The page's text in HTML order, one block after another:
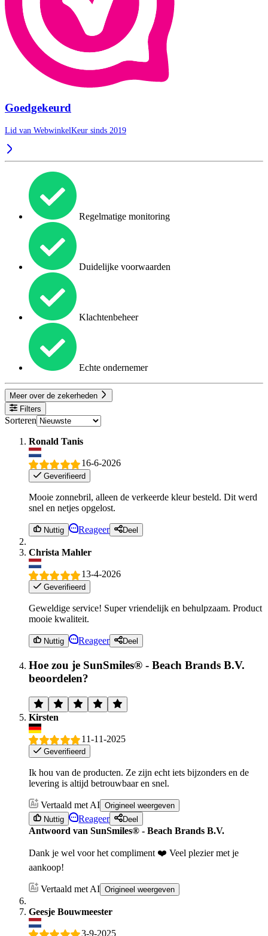
Goedgekeurd
Lid van WebwinkelKeur sinds 2019
Regelmatige monitoring
Duidelijke voorwaarden
Klachtenbeheer
Echte ondernemer
Meer over de zekerheden
Filters
Sorteren
Ronald Tanis
16-6-2026
Geverifieerd
Mooie zonnebril, alleen de verkeerde kleur besteld. Dit werd
snel en netjes opgelost.
Nuttig Reageer Deel
Christa Mahler
13-4-2026
Geverifieerd
Geweldige service! Super vriendelijk en behulpzaam. Product
mooie kwaliteit.
Nuttig Reageer Deel
Hoe zou je SunSmiles® - Beach Brands B.V.
beoordelen?
Kirsten
11-11-2025
Geverifieerd
Ik hou van de producten. Ze zijn echt iets bijzonders en de
levering is altijd betrouwbaar en snel.
Vertaald met AI Origineel weergeven
Nuttig
Reageer Deel
Antwoord van SunSmiles® - Beach Brands B.V.
Dank je wel voor het compliment ❤️ Veel plezier met je
aankoop!
Vertaald met AI Origineel weergeven
Geesje Bouwmeester
3-9-2025